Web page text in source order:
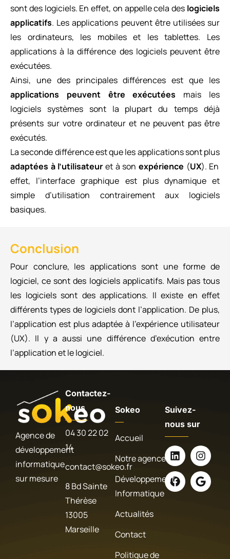
sont des logiciels. En effet, on appelle cela des logiciels
applicatifs. Les applications peuvent être utilisées sur
les ordinateurs, les mobiles et les tablettes. Les
applications à la différence des logiciels peuvent être
exécutées.
Ainsi, une des principales différences est que les
applications peuvent être exécutées mais les
logiciels systèmes sont la plupart du temps déjà
présents sur votre ordinateur et ne peuvent pas être
exécutés.
La seconde différence est que les applications sont plus
adaptées à l’utilisateur et à sonexpérience (UX). En
effet, l’interface graphique est plus dynamique et
simple d’utilisation contrairement aux logiciels
basiques.
Conclusion
Pour conclure, les applications sont une forme de
logiciel, ce sont des logiciels applicatifs. Mais pas tous
les logiciels sont des applications. Il existe en effet
différents types de logiciels dont l’application. De plus,
l’application est plus adaptée à l’expérience utilisateur
(UX). Il y a aussi une différence d’exécution entre
l’application et le logiciel.
Agence de
développement
informatique
sur mesure
Contactez-
nous
04 30 22 02
14
contact@sokeo.fr
8 Bd Sainte
Thérèse
13005
Marseille
Sokeo
Accueil
Notre agence
Développement
Informatique
Actualités
Contact
Politique de
Suivez-
nous sur